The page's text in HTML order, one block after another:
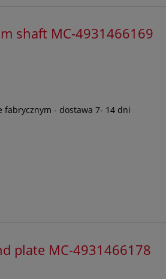
shaft MC-4931466169
fabrycznym - dostawa 7- 14 dni
plate MC-4931466178